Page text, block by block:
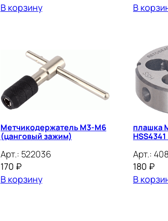
В корзину
В
Метчикодержатель М3-М6
(цанговый зажим)
Арт.: 522036
170 ₽
В корзину
плашка
Арт.:
180 ₽
В